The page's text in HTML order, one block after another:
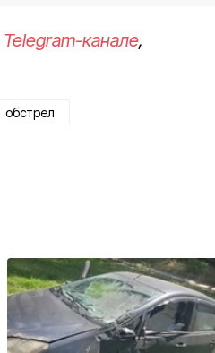
Telegram-канале,
обстрел